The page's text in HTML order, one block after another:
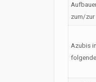
zum/zur
Azubis